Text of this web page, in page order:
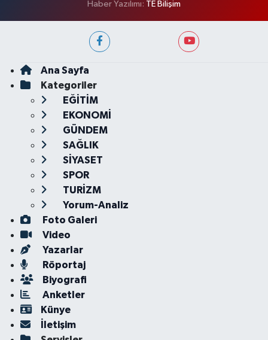
Haber Yazılımı: TE Bilişim
Ana Sayfa
Kategoriler
EĞİTİM
EKONOMİ
GÜNDEM
SAĞLIK
SİYASET
SPOR
TURİZM
Yorum-Analiz
Foto Galeri
Video
Yazarlar
Röportaj
Biyografi
Anketler
Künye
İletişim